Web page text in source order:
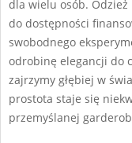
dla wielu osób. Odzież
do dostępności
swobodnego
odrobinę elegancji do
zajrzymy głębiej w
prostota staje się
przemyślanej